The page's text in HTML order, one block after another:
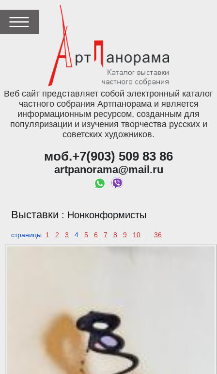
Веб сайт представляет собой электронный каталог
частного собрания Артпанорама и является
информационным ресурсом, созданным для
популяризации и изучения творчества русских и
советских художников.
моб.+7(903) 509 83 86
artpanorama@mail.ru
Выставки : Нонконформисты
страницы 1 2 3 4 5 6 7 8 9 10 ... 36